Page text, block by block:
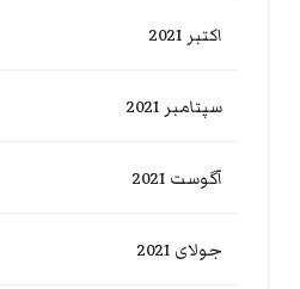
اکتبر 2021
سپتامبر 2021
آگوست 2021
جولای 2021